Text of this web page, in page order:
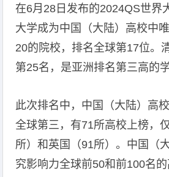
在6月28日发布的2024QS世界
大学成为中国（大陆）高校中
20的院校，排名全球第17位。
第25名，是亚洲排名第三高的学
此次排名中，中国（大陆）高
全球第三，有71所高校上榜，
所）和英国（91所）。中国（
究影响力全球前50和前100名